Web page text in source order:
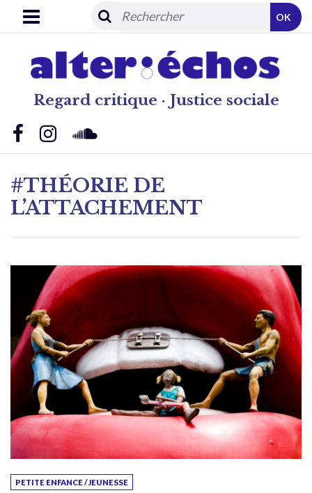
Regard critique · Justice sociale
OK
#THÉORIE DE
L’ATTACHEMENT
PETITE ENFANCE / JEUNESSE